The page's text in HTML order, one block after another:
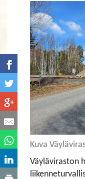
Kuva
Väyläviraston